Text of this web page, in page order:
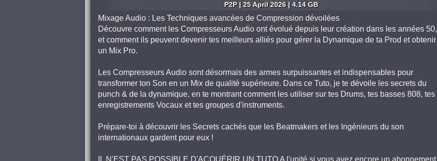
P2P | 25 April 2026 | 4.14 GB
Mixage Audio : Les Techniques avancées de Compression dévoilées
Découvre comment les Compresseurs Audio ont évolué depuis leur création dans les années 50,
et comment ils peuvent devenir tes meilleurs alliés pour gérer la Dynamique de ta Prod et obtenir
un Mix Pro.
Les Compresseurs Audio sont désormais des armes surpuissantes et indispensables pour
transformer ton Son en un Mix de qualité supérieure. Dans ce Tuto, je te dévoile les secrets du
punch & de la dynamique, en te montrant comment les utiliser sur tes Drums, tes basses 808, tes
enregistrements Vocaux et tes groupes d'instruments.
Prépare-toi à découvrir les Secrets cachés que les Beatmakers et les Ingénieurs du son
internationaux gardent pour eux !
IL N'EST PAS POSSIBLE D'ACQUÉRIR UN TUTO A l'unité si vous avez encore un abonnement